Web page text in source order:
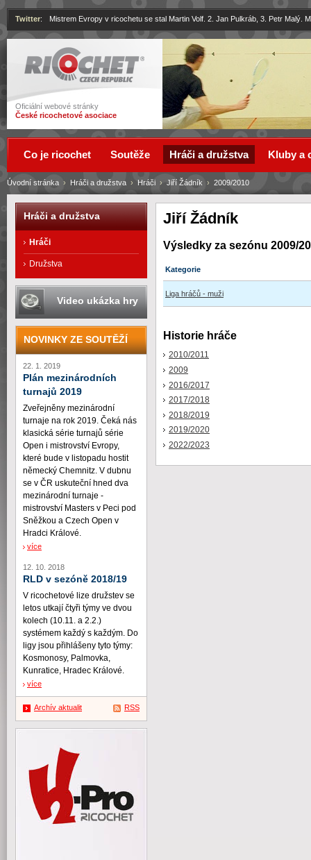
Ricochet
Oficiální webové stránky
České ricochetové asociace
Twitter: Mistrem Evropy v ricochetu se stal Martin Volf. 2. Jan Pulkráb, 3. Petr Malý.
Jiří Žádník
Výsledky za sezónu 2009/
Kategorie
Liga hráčů - muži
Historie hráče
2010/2011
2009
2016/2017
2017/2018
2018/2019
2019/2020
2022/2023
Úvodní stránka › Hráči a družstva › Hráči › Jiří Žádník › 2009/2010
Co je ricochet Soutěže Hráči a družstva Kluby a
Hráči a družstva
Hráči
Družstva
Video ukázka hry
NOVINKY ZE SOUTĚŽÍ
22. 1. 2019
Plán mezinárodních
turnajů 2019
Zveřejněny mezinárodní
turnaje na rok 2019. Čeká nás
klasická série turnajů série
Open i mistrovství Evropy,
které bude v listopadu hostit
německý Chemnitz. V dubnu
se v ČR uskuteční hned dva
mezinárodní turnaje -
mistrovství Masters v Peci pod
Sněžkou a Czech Open v
Hradci Králové.
více
12. 10. 2018
RLD v sezóně 2018/19
V ricochetové lize družstev se
letos utkají čtyři týmy ve dvou
kolech (10.11. a 2.2.)
systémem každý s každým. Do
ligy jsou přihlášeny tyto týmy:
Kosmonosy, Palmovka,
Kunratice, Hradec Králové.
více
Archív aktualit RSS